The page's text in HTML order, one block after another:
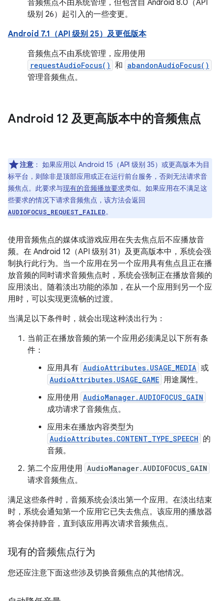
音频焦点不由系统管理，但包含自 Android 8.0（API
级别 26）起引入的一些变更。
Android 7.1（API 级别 25）及更低版本
音频焦点不由系统管理，应用使用
requestAudioFocus() 和 abandonAudioFocus()
管理音频焦点。
Android 12 及更高版本中的音频焦点
注意 ： 如果应用以 Android 15（API 级别 35）或更高版本为目
标平台，则除非是顶部应用或正在运行前台服务，否则无法请求音
频焦点。此要求与现有的音频播放要求类似。如果应用在不满足这
些要求的情况下请求音频焦点，该方法会返回
AUDIOFOCUS_REQUEST_FAILED。
使用音频焦点的媒体或游戏应用在失去焦点后不应播放音
频。在 Android 12（API 级别 31）及更高版本中，系统会强
制执行此行为。当一个应用在另一个应用具有焦点且正在播
放音频的同时请求音频焦点时，系统会强制正在播放音频的
应用淡出。随着淡出功能的添加，在从一个应用到另一个应
用时，可以实现更流畅的过渡。
当满足以下条件时，就会出现这种淡出行为：
当前正在播放音频的第一个应用必须满足以下所有条
件：
应用具有 AudioAttributes.USAGE_MEDIA 或
AudioAttributes.USAGE_GAME 用途属性。
应用使用 AudioManager.AUDIOFOCUS_GAIN
成功请求了音频焦点。
应用未在播放内容类型为
AudioAttributes.CONTENT_TYPE_SPEECH 的
音频。
第二个应用使用 AudioManager.AUDIOFOCUS_GAIN
请求音频焦点。
满足这些条件时，音频系统会淡出第一个应用。在淡出结束
时，系统会通知第一个应用它已失去焦点。该应用的播放器
将会保持静音，直到该应用再次请求音频焦点。
现有的音频焦点行为
您还应注意下面这些涉及切换音频焦点的其他情况。